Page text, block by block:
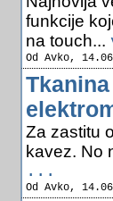
funkcije
na touch...
Od Avko,
Za zastitu
kavez. No
...
Od Avko,